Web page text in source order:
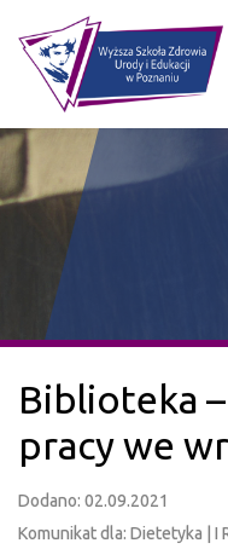
Biblioteka
pracy we
Dodano: 02.09.2021
Komunikat dla: Dietetyka | I